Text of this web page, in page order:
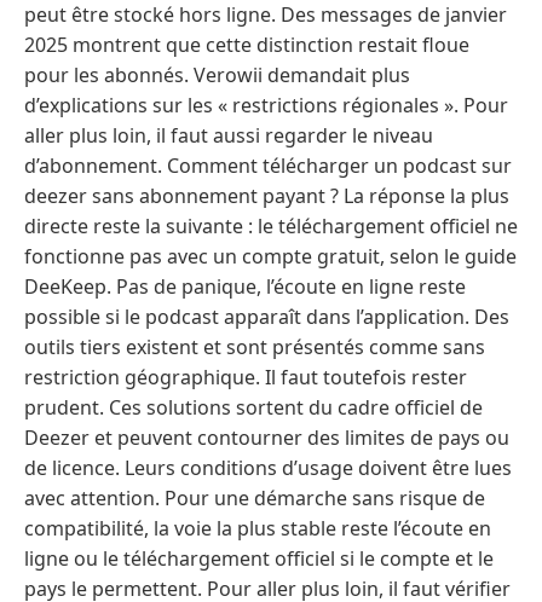
peut être stocké hors ligne. Des messages de janvier
2025 montrent que cette distinction restait floue
pour les abonnés. Verowii demandait plus
d’explications sur les « restrictions régionales ». Pour
aller plus loin, il faut aussi regarder le niveau
d’abonnement. Comment télécharger un podcast sur
deezer sans abonnement payant ? La réponse la plus
directe reste la suivante : le téléchargement officiel ne
fonctionne pas avec un compte gratuit, selon le guide
DeeKeep. Pas de panique, l’écoute en ligne reste
possible si le podcast apparaît dans l’application. Des
outils tiers existent et sont présentés comme sans
restriction géographique. Il faut toutefois rester
prudent. Ces solutions sortent du cadre officiel de
Deezer et peuvent contourner des limites de pays ou
de licence. Leurs conditions d’usage doivent être lues
avec attention. Pour une démarche sans risque de
compatibilité, la voie la plus stable reste l’écoute en
ligne ou le téléchargement officiel si le compte et le
pays le permettent. Pour aller plus loin, il faut vérifier